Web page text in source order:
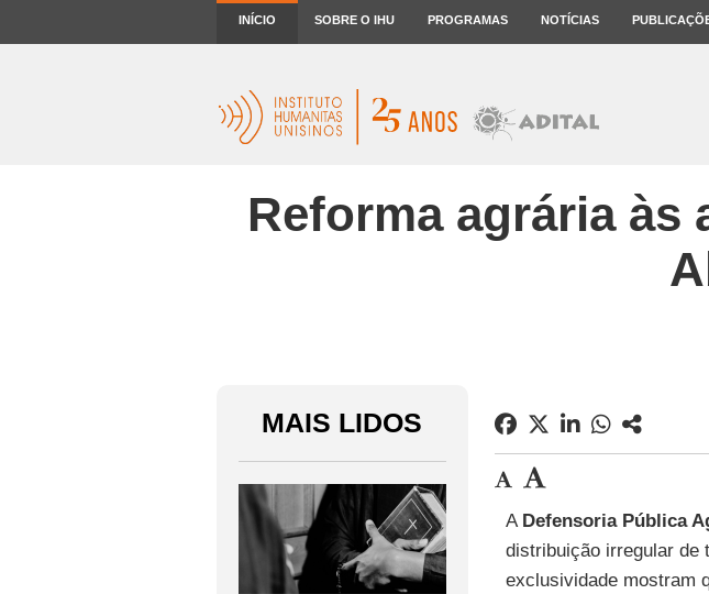
INÍCIO SOBRE O IHU PROGRAMAS NOTÍCIAS
Reforma agrária às
MAIS LIDOS
A Defensoria Pública
distribuição irregular de
exclusividade mostram